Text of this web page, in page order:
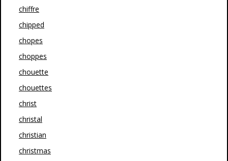
chiffre
chipped
chopes
choppes
chouette
chouettes
christ
christal
christian
christmas